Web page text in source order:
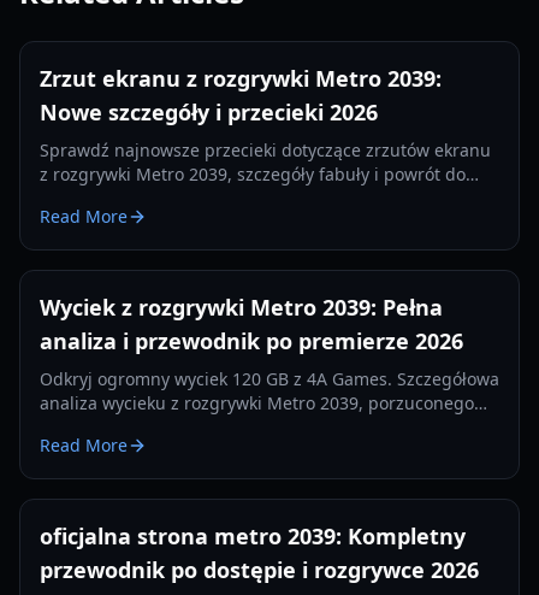
Zrzut ekranu z rozgrywki Metro 2039:
Nowe szczegóły i przecieki 2026
Sprawdź najnowsze przecieki dotyczące zrzutów ekranu
z rozgrywki Metro 2039, szczegóły fabuły i powrót do
2026 roku.
Read More
Wyciek z rozgrywki Metro 2039: Pełna
analiza i przewodnik po premierze 2026
Odkryj ogromny wyciek 120 GB z 4A Games. Szczegółowa
analiza wycieku z rozgrywki Metro 2039, porzuconego
Read More
oficjalna strona metro 2039: Kompletny
przewodnik po dostępie i rozgrywce 2026